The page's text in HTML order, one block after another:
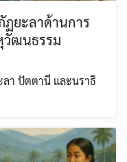
ยะลาด้านการ
วัฒนธรรม
า ปัตตานี และนราธิ